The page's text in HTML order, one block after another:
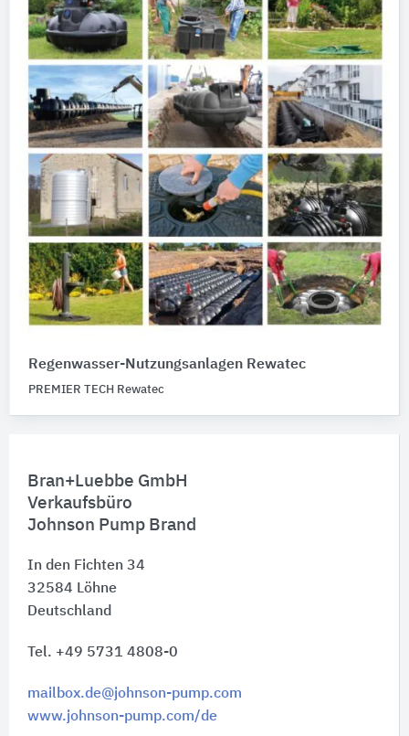
Bran+Luebbe GmbH
Verkaufsbüro
Johnson Pump Brand
In den Fichten 34
32584 Löhne
Deutschland
Tel. +49 5731 4808-0
mailbox.de@johnson-pump.com
www.johnson-pump.com/de
Regenwasser-Nutzungsanlagen Rewatec
PREMIER TECH Rewatec